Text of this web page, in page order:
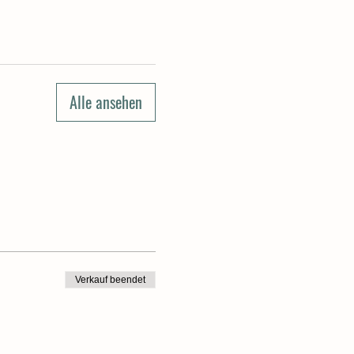
Alle ansehen
Verkauf beendet